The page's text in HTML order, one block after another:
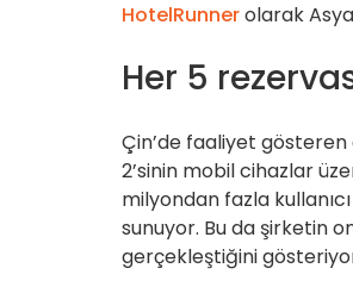
HotelRunnerolarak
Her 5
Çin’de faaliyet
2’sinin mobil cihazlar
milyondan fazla
sunuyor. Bu da şirketin
gerçekleştiğini